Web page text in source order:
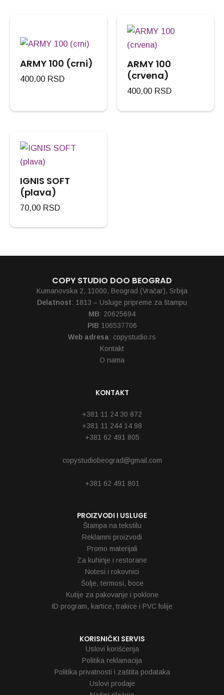
ARMY 100 (crni)
400,00 RSD
ARMY 100
(crvena)
400,00 RSD
IGNIS SOFT
(plava)
70,00 RSD
COPY STUDIO DOO BEOGRAD
Kumanovska 2, 11000, Beograd (Vračar), Srbija
Delatnost: 1813 – Usluge pripreme za štampu
MB: 20625694
PIB 106537706
Web adresa: copystudio.rs
Kontakt
O nama
KONTAKT
+381 11 24 30 872
+381 11 244 14 98
+381 62 491 805
copystudiobeograd@gmail.com
+381 62 491 801
PROIZVODI I USLUGE
Štampa na tekstilu
Reklamni proizvodi
Promo materijali
Za kuhinje i restorane
Notesi i rokovnici
Šolje, termosi, boce
Kutije za pakovanje i poklone
ID program, kartice, trakice i PVC folije
KORISNIČKI SERVIS
Uslovi korišćenja
Politika reklamacija
Politika privatnosti i zaštita podataka
Uslovi prodaje